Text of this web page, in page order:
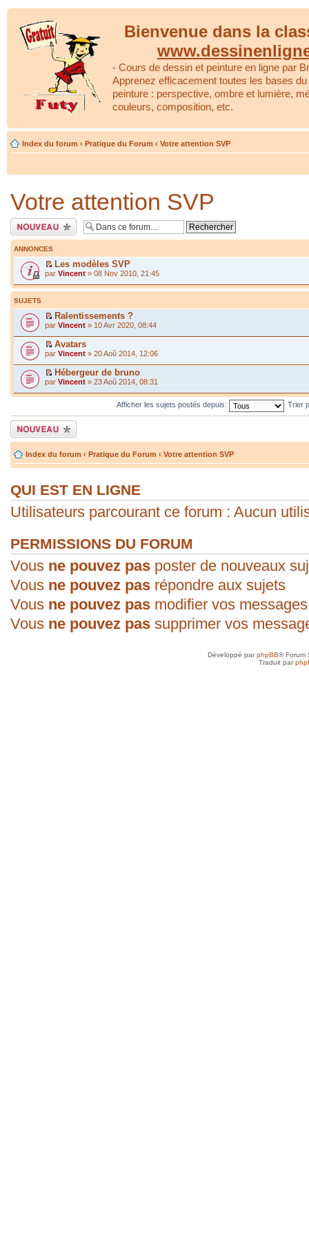
Bienvenue dans la
- Cours de dessin et peinture en ligne par
Apprenez efficacement toutes les bases
peinture : perspective, ombre et lumière,
couleurs, composition, etc.
Index du forum ‹ Pratique du Forum ‹ Votre attention SVP
Votre attention SVP
Écrire un nouveau
sujet
ANNONCES
Les modèles SVP
par Vincent » 08 Nov 2010, 21:45
SUJETS
Ralentissements ?
par Vincent » 10 Avr 2020, 08:44
Avatars
par Vincent » 20 Aoû 2014, 12:06
Hébergeur de bruno
par Vincent » 23 Aoû 2014, 08:31
Afficher les sujets postés depuis: Trier
Écrire un nouveau
sujet
Index du forum ‹ Pratique du Forum ‹ Votre attention SVP
QUI EST EN LIGNE
Utilisateurs parcourant ce forum : Aucun
PERMISSIONS DU FORUM
Vous ne pouvez pas poster de nouveaux
Vous ne pouvez pas répondre aux sujets
Vous ne pouvez pas modifier vos messages
Vous ne pouvez pas supprimer vos
Développé parphpBB® Forum
Traduit par